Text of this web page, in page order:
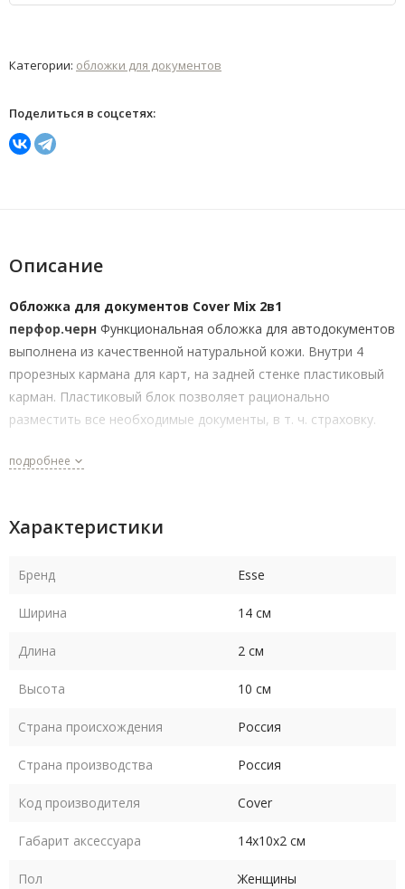
Категории: обложки для документов
Поделиться в соцсетях:
Описание
Обложка для документов Cover Mix 2в1
перфор.черн Функциональная обложка для автодокументов
выполнена из качественной натуральной кожи. Внутри 4
прорезных кармана для карт, на задней стенке пластиковый
карман. Пластиковый блок позволяет рационально
разместить все необходимые документы, в т. ч. страховку.
подробнее
Характеристики
Бренд Esse
Ширина 14 см
Длина 2 см
Высота 10 см
Страна происхождения Россия
Страна производства Россия
Код производителя Cover
Габарит аксессуара 14х10х2 см
Пол Женщины